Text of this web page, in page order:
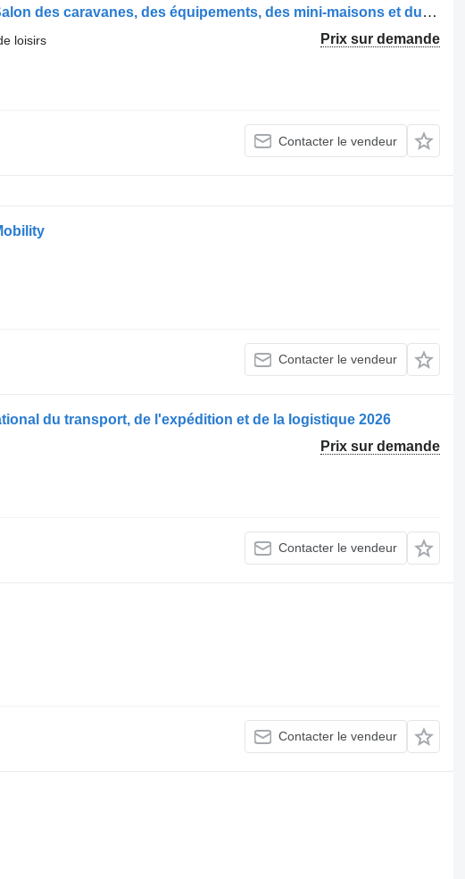
KARAVANIST Istanbul, 6e Salon des caravanes, des équipements, des mini-maisons et du matériel de camping et de plein air
Prix sur demande
loisirs
Contacter le vendeur
Contacter le vendeur
du transport, de l'expédition et de la logistique 2026
Prix sur demande
Contacter le vendeur
Contacter le vendeur